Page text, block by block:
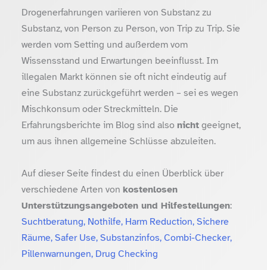
Drogenerfahrungen variieren von Substanz zu
Substanz, von Person zu Person, von Trip zu Trip. Sie
werden vom Setting und außerdem vom
Wissensstand und Erwartungen beeinflusst. Im
illegalen Markt können sie oft nicht eindeutig auf
eine Substanz zurückgeführt werden – sei es wegen
Mischkonsum oder Streckmitteln. Die
Erfahrungsberichte im Blog sind also nichtgeeignet,
um aus ihnen allgemeine Schlüsse abzuleiten.
Auf dieser Seite findest du einen Überblick über
verschiedene Arten von kostenlosen
Unterstützungsangeboten und Hilfestellungen:
Suchtberatung, Nothilfe, Harm Reduction, Sichere
Räume, Safer Use, Substanzinfos, Combi-Checker,
Pillenwarnungen, Drug Checking